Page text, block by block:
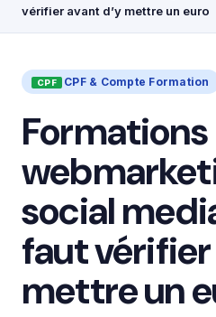
vérifier avant d’y mettre un euro
CPF & Compte Formation
Formations
social
faut vérifier
mettre un